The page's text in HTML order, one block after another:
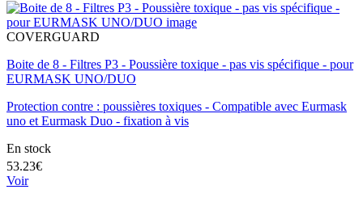
COVERGUARD
Boite de 8 - Filtres P3 - Poussière toxique - pas vis spécifique - pour
EURMASK UNO/DUO
Protection contre : poussières toxiques - Compatible avec Eurmask
uno et Eurmask Duo - fixation à vis
En stock
53.23€
Voir